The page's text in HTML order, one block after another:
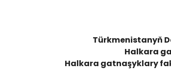
Türkmenistanyň
Halkara
Halkara gatnaşyklary